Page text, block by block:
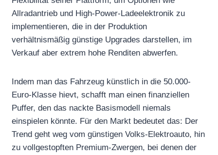
Allradantrieb und High-Power-Ladeelektronik zu
implementieren, die in der Produktion
verhältnismäßig günstige Upgrades darstellen, im
Verkauf aber extrem hohe Renditen abwerfen.
Indem man das Fahrzeug künstlich in die 50.000-
Euro-Klasse hievt, schafft man einen finanziellen
Puffer, den das nackte Basismodell niemals
einspielen könnte. Für den Markt bedeutet das: Der
Trend geht weg vom günstigen Volks-Elektroauto, hin
zu vollgestopften Premium-Zwergen, bei denen der